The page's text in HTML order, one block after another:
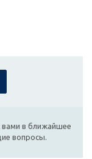
в ближайшее
вопросы.